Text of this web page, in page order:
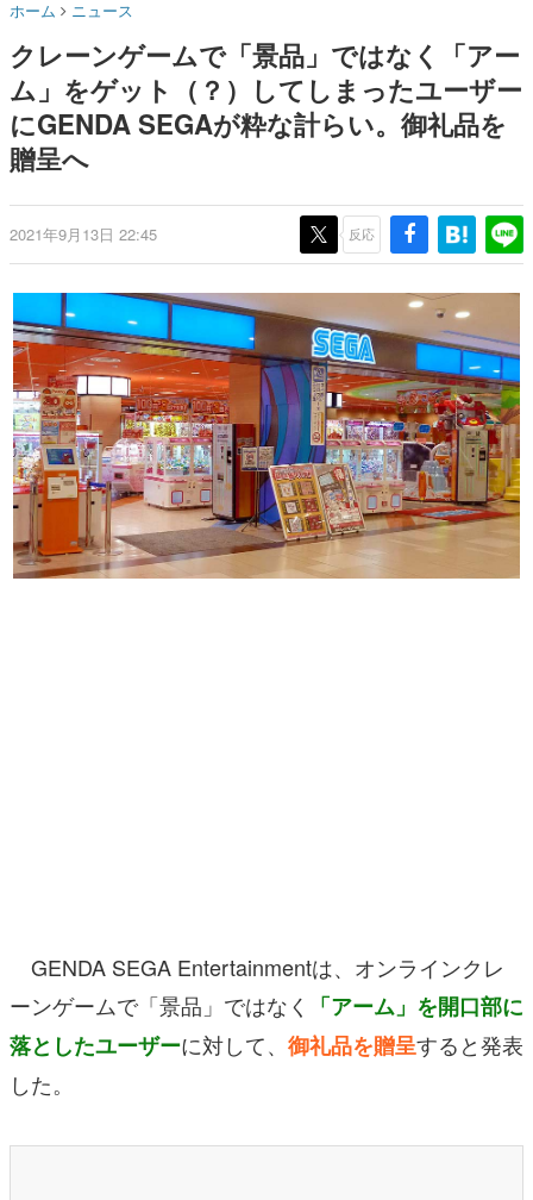
名作ゲームクリエイターの方々に製作時のエピソードをお
きます。
赫本
この物語を解いてはいけない。『赫本』は、〈試験問題〉
の形をした短編ホラー小説集です。
これからのデジタルゲーム市場を担う若きクリエイター達
の姿を追い、彼らのルーツと情熱を探っていきます。
ゲームに多大な影響を受けた作家さんに取材し、ゲームが
日本のコンテンツ産業やカルチャーに与えた影響を探る企
画です。
日本モバイルゲーム産業史
日本のモバイルゲーム史における主要なトピック・タイト
ルを網羅するほか、開発者へのインタビューや識者による
解説を掲載。約20年の歴史が一望できる決定版！
若ゲのいたり〜ゲームクリエイターの青春〜
『うつヌケ』『ペンと箸』等で知られるマンガ家・田中圭
一先生によるゲーム業界レポートマンガです。
なんでゲームは面白い？
アプリレビュー
その他
電ファミニコゲーマーとは？
「gamescom」のオープニング
の浜口直樹氏が登壇する予定
ホーム ニュース
クレーンゲームで「景品」ではなく「アー
ム」をゲット（？）してしまったユーザー
にGENDA SEGAが粋な計らい。御礼品を
贈呈へ
2021年9月13日 22:45 反応
GENDA SEGA Entertainmentは、オンラインクレ
ーンゲームで「景品」ではなく
「アーム」を開口部に
落としたユーザーに対して、 御礼品を贈呈すると発表
した。